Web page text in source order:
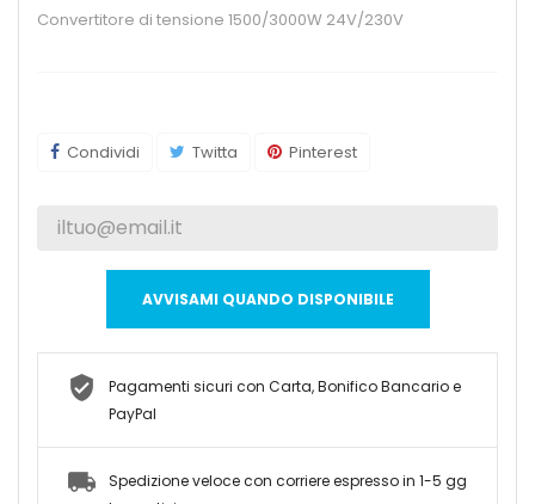
Convertitore di tensione 1500/3000W 24V/230V
Condividi Twitta Pinterest
AVVISAMI QUANDO DISPONIBILE
Pagamenti sicuri con Carta, Bonifico Bancario e
PayPal
Spedizione veloce con corriere espresso in 1-5 gg